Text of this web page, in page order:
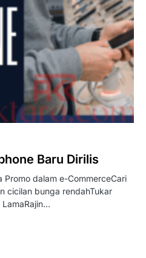
Baru Dirilis
dalam e-CommerceCari
cicilan bunga rendahTukar